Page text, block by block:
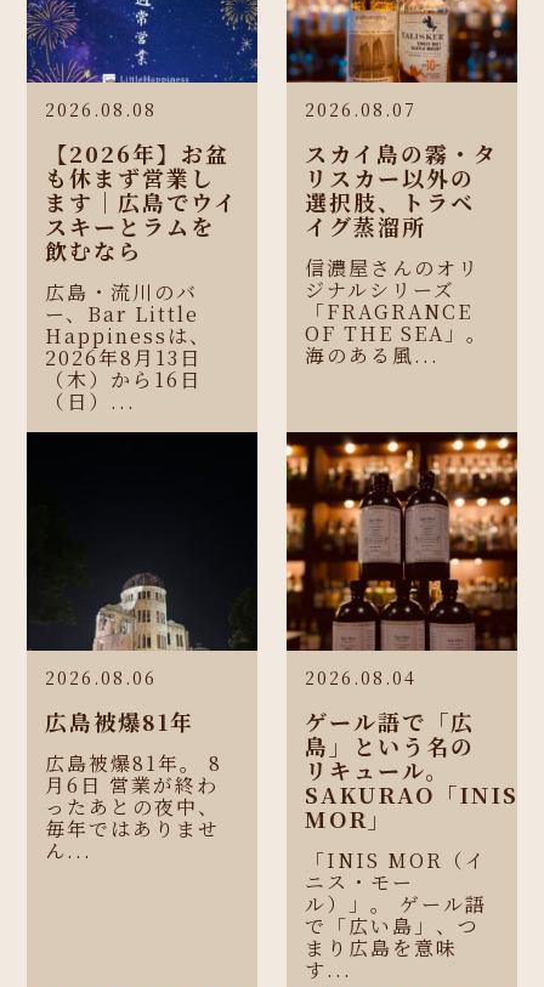
2026.08.08
【2026年】お盆
も休まず営業し
ます｜広島でウイ
スキーとラムを
飲むなら
広島・流川のバ
ー、Bar Little
Happinessは、
2026年8月13日
（木）から16日
（日）...
2026.08.07
スカイ島の霧・タ
リスカー以外の
選択肢、トラベ
イグ蒸溜所
信濃屋さんのオリ
ジナルシリーズ
「FRAGRANCE
OF THE SEA」。
海のある風...
2026.08.06
広島被爆81年
広島被爆81年。 8
月6日 営業が終わ
ったあとの夜中、
毎年ではありませ
ん...
2026.08.04
ゲール語で「広
島」という名の
リキュール。
SAKURAO「INIS
MOR」
「INIS MOR（イ
ニス・モー
ル）」。 ゲール語
で「広い島」、つ
まり広島を意味
す...